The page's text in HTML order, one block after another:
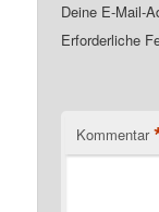
Deine E-Mail-
Erforderliche
Kommentar